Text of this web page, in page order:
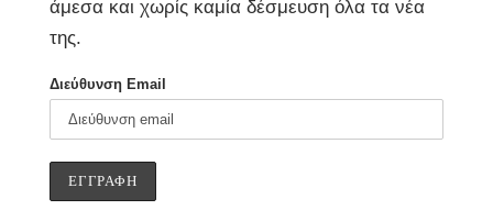
άμεσα και χωρίς καμία δέσμευση όλα τα νέα
της.
Διεύθυνση Email